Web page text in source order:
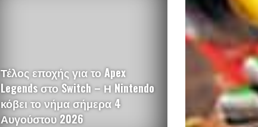
Τέλος εποχής για το Apex
Legends στο Switch – Η Nintendo
κόβει το νήμα σήμερα 4
Αυγούστου 2026